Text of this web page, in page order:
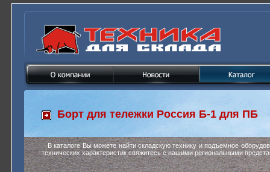
Борт для тележки Россия Б-1 для ПБ
В каталоге Вы можете найти складскую технику и подъемное
технических характеристик свяжитесь с нашими региональными